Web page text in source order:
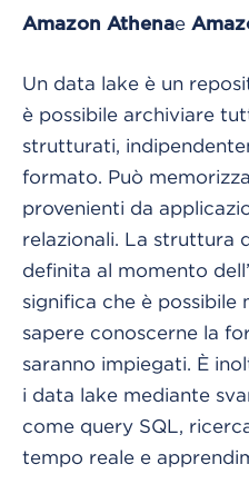
Amazon Athenae
Un data lake è un
è possibile archiviare
strutturati,
formato. Può
provenienti da
relazionali. La struttura
definita al momento
significa che è possibile
sapere conoscerne la
saranno impiegati. È
i data lake mediante
come query SQL,
tempo reale e